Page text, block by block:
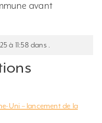
avant
à 11:58 dans .
Uni – lancement de la